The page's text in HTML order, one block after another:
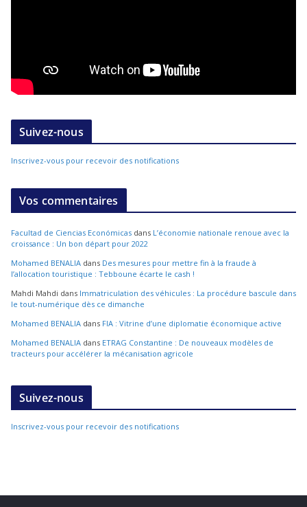
Suivez-nous
Inscrivez-vous pour recevoir des notifications
Vos commentaires
Facultad de Ciencias Económicas dans L’économie nationale renoue avec la
croissance : Un bon départ pour 2022
Mohamed BENALIA dans Des mesures pour mettre fin à la fraude à
l’allocation touristique : Tebboune écarte le cash !
Mahdi Mahdi dans Immatriculation des véhicules : La procédure bascule dans
le tout-numérique dès ce dimanche
Mohamed BENALIA dans FIA : Vitrine d’une diplomatie économique active
Mohamed BENALIA dans ETRAG Constantine : De nouveaux modèles de
tracteurs pour accélérer la mécanisation agricole
Suivez-nous
Inscrivez-vous pour recevoir des notifications